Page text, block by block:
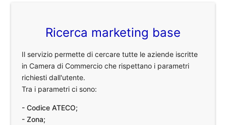
Ricerca marketing base
Il servizio permette di cercare tutte le aziende iscritte
in Camera di Commercio che rispettano i parametri
richiesti dall'utente.
Tra i parametri ci sono:
- Codice ATECO;
- Zona;